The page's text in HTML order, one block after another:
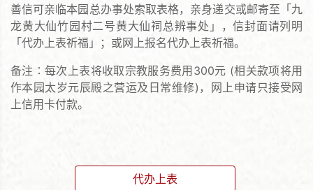
善信可亲临本园总办事处索取表格，亲身递交或邮寄至「九
龙黄大仙竹园村二号黄大仙祠总辨事处」，信封面请列明
「代办上表祈福」；或网上报名代办上表祈福。
备注∶每次上表将收取宗教服务费用300元 (相关款项将用
作本园太岁元辰殿之营运及日常维修)，网上申请只接受网
上信用卡付款。
代办上表